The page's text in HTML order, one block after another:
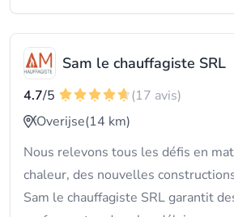
Sam le chauffagiste SRL
4.7/5
(17 avis)
Overijse(14 km)
Nous relevons tous les défis en
chaleur, des nouvelles
Sam le chauffagiste SRL garantit